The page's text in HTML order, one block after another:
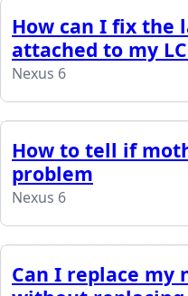
How can I fix the
attached to my
Nexus 6
How to tell if
problem
Nexus 6
Can I replace my